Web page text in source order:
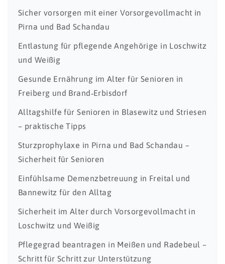
Sicher vorsorgen mit einer Vorsorgevollmacht in
Pirna und Bad Schandau
Entlastung für pflegende Angehörige in Loschwitz
und Weißig
Gesunde Ernährung im Alter für Senioren in
Freiberg und Brand‑Erbisdorf
Alltagshilfe für Senioren in Blasewitz und Striesen
– praktische Tipps
Sturzprophylaxe in Pirna und Bad Schandau –
Sicherheit für Senioren
Einfühlsame Demenzbetreuung in Freital und
Bannewitz für den Alltag
Sicherheit im Alter durch Vorsorgevollmacht in
Loschwitz und Weißig
Pflegegrad beantragen in Meißen und Radebeul –
Schritt für Schritt zur Unterstützung